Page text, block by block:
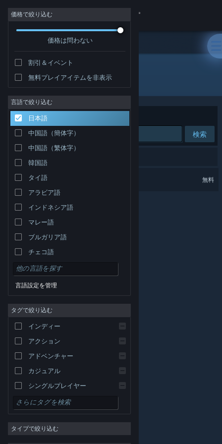
サインイン
コミュニティ
詳細
サポート
言語を変更
Steamモバイルアプリを入手
デスクトップウェブサイトを表示
国およびその他の国の各社が所有します。プライバシー
ポリシー|リーガル|アクセシビリティ|Steam 利
用規約|返金| Cookie
価格で絞り込む
価格は問わない
割引＆イベント
無料プレイアイテムを非表示
言語で絞り込む
日本語
中国語（簡体字）
中国語（繁体字）
韓国語
タイ語
アラビア語
インドネシア語
マレー語
ブルガリア語
チェコ語
デンマーク語
ドイツ語
英語
スペイン語 - スペイン
スペイン語－ラテンアメリカ
ギリシャ語
言語設定を管理
タグで絞り込む
インディー
アクション
アドベンチャー
カジュアル
シングルプレイヤー
シミュレーション
RPG
ストラテジー
タイプで絞り込む
開発元: ENGAGE XR Ltd.
並べ替え 適合性
検索
無料